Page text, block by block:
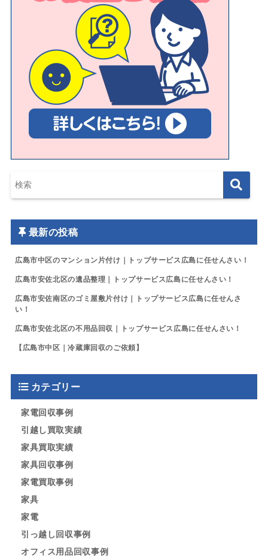
最新の投稿
広島市中区のマンション片付け｜トップサービス広島に任せんさい！
広島市安佐北区の遺品整理｜トップサービス広島に任せんさい！
広島市安佐南区のゴミ屋敷片付け｜トップサービス広島に任せんさ
い！
広島市安佐北区の不用品回収｜トップサービス広島に任せんさい！
【広島市中区｜冷蔵庫回収のご依頼】
カテゴリー
家電回収事例
引越し買取実績
家具買取実績
家具回収事例
家電買取事例
家具
家電
引っ越し回収事例
オフィス用品回収事例